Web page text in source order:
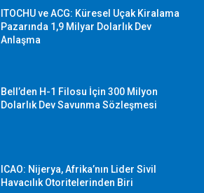
ITOCHU ve ACG: Küresel Uçak Kiralama
Pazarında 1,9 Milyar Dolarlık Dev
Anlaşma
Bell’den H-1 Filosu İçin 300 Milyon
Dolarlık Dev Savunma Sözleşmesi
ICAO: Nijerya, Afrika’nın Lider Sivil
Havacılık Otoritelerinden Biri